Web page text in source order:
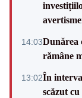
14:03Dunărea
rămâne
13:02În
scăzut